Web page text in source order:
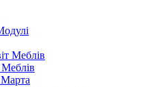
Меблів